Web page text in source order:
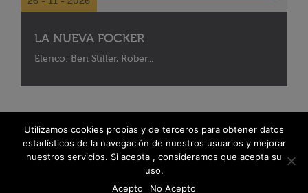
LA NUEVA FOCKER
Elenco: Ben Stiller, Rober...
Utilizamos cookies propias y de terceros para obtener datos
estadísticos de la navegación de nuestros usuarios y mejorar
nuestros servicios. Si acepta , consideramos que acepta su
uso.
Acepto
No Acepto